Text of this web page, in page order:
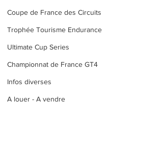
Coupe de France des Circuits
Trophée Tourisme Endurance
Ultimate Cup Series
Championnat de France GT4
Infos diverses
A louer - A vendre